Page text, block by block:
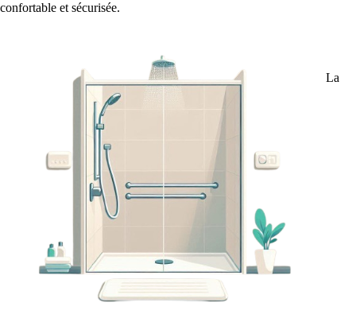
confortable et sécurisée.
La